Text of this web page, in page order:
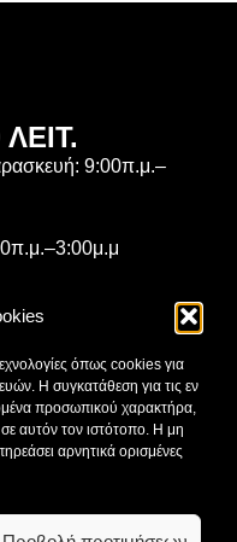
όπως cookies για
Η συγκατάθεση για τις εν
προσωπικού χαρακτήρα,
αυτόν τον ιστότοπο. Η μη
αρνητικά ορισμένες
9:00π.μ.–